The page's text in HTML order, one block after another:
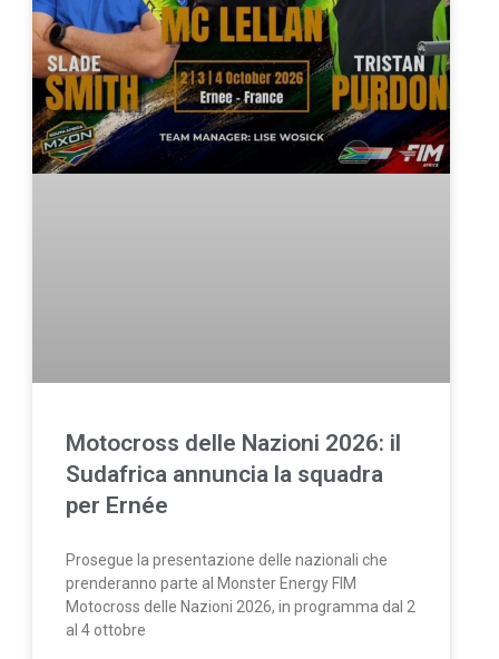
Motocross delle Nazioni 2026: il
Sudafrica annuncia la squadra
per Ernée
Prosegue la presentazione delle nazionali che
prenderanno parte al Monster Energy FIM
Motocross delle Nazioni 2026, in programma dal 2
al 4 ottobre